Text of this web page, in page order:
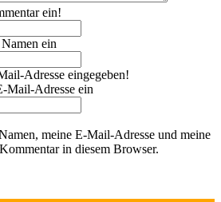
ein!
ein
Adresse eingegeben!
Mail-Adresse ein
meine E-Mail-Adresse und meine
in diesem Browser.